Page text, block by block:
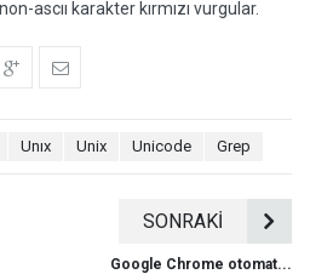
ascıı karakter kırmızı vurgular.
Unıx Unix Unicode Grep
SONRAKİ
Google Chrome otomat...